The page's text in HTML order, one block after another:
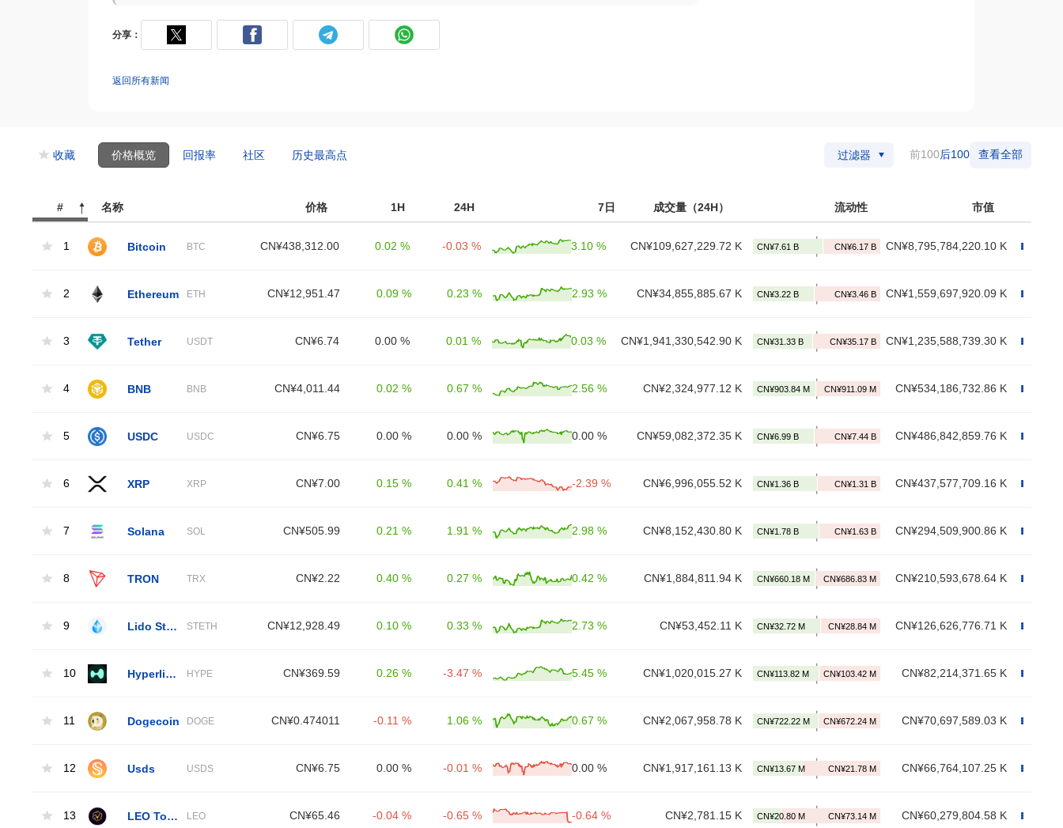
分享：
返回所有新闻
收藏 价格概览 回报率 社区 历史最高点 过滤器 前100后100 查看全部
# 名称 价格 1H 24H 7日 成交量（24H） 流动性 市值
1 Bitcoin BTC CN¥438,312.00 0.02 % -0.03 % 3.10 % CN¥109,627,229.72 K CN¥8,795,784,220.10 K
2 Ethereum ETH CN¥12,951.47 0.09 % 0.23 % 2.93 % CN¥34,855,885.67 K CN¥1,559,697,920.09 K
3 Tether USDT CN¥6.74 0.00 % 0.01 % 0.03 % CN¥1,941,330,542.90 K CN¥1,235,588,739.30 K
4 BNB BNB CN¥4,011.44 0.02 % 0.67 % 2.56 % CN¥2,324,977.12 K CN¥534,186,732.86 K
5 USDC USDC CN¥6.75 0.00 % 0.00 % 0.00 % CN¥59,082,372.35 K CN¥486,842,859.76 K
6 XRP XRP CN¥7.00 0.15 % 0.41 % -2.39 % CN¥6,996,055.52 K CN¥437,577,709.16 K
7 Solana SOL CN¥505.99 0.21 % 1.91 % 2.98 % CN¥8,152,430.80 K CN¥294,509,900.86 K
8 TRON TRX CN¥2.22 0.40 % 0.27 % 0.42 % CN¥1,884,811.94 K CN¥210,593,678.64 K
9 STETH CN¥12,928.49 0.10 % 0.33 % 2.73 % CN¥53,452.11 K CN¥126,626,776.71 K
10 HYPE CN¥369.59 0.26 % -3.47 % 5.45 % CN¥1,020,015.27 K CN¥82,214,371.65 K
11 Dogecoin DOGE CN¥0.474011 -0.11 % 1.06 % 0.67 % CN¥2,067,958.78 K CN¥70,697,589.03 K
12 Usds USDS CN¥6.75 0.00 % -0.01 % 0.00 % CN¥1,917,161.13 K CN¥66,764,107.25 K
13 LEO CN¥65.46 -0.04 % -0.65 % -0.64 % CN¥2,781.15 K CN¥60,279,804.58 K